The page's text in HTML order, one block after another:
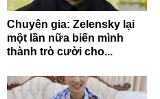
Chuyên gia: Zelensky lại
một lần nữa biến mình
thành trò cười cho...